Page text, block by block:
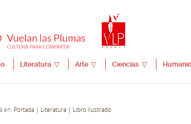
Literatura ▽ Arte ▽ Ciencias ▽
en: Portada | Literatura | Libro Ilustrado